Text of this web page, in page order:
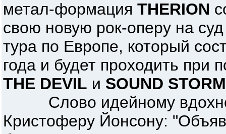
метал-формация THERION
свою новую рок-оперу на
тура по Европе, который
года и будет проходить при
THE DEVIL и SOUND STORM
Слово идейному
Кристоферу Йонсону: